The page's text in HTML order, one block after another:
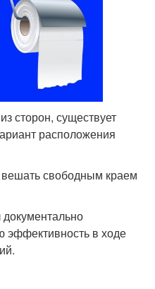
сторон, существует
расположения
свободным краем
эффективность в ходе